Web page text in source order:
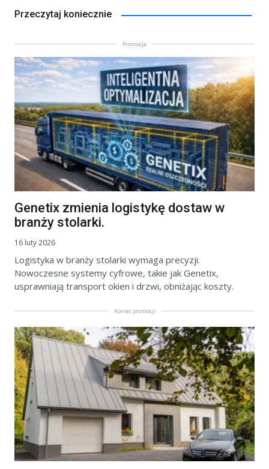
Przeczytaj koniecznie
Promocja
Genetix zmienia logistykę dostaw w
branży stolarki.
16 luty 2026
Logistyka w branży stolarki wymaga precyzji.
Nowoczesne systemy cyfrowe, takie jak Genetix,
usprawniają transport okien i drzwi, obniżając koszty.
Koniec promocji